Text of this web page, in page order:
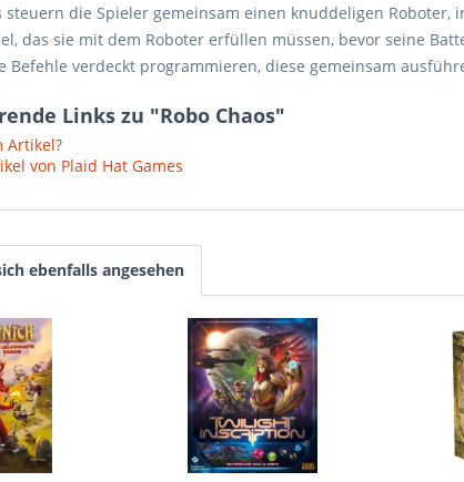
steuern die Spieler gemeinsam einen knuddeligen
das sie mit dem Roboter erfüllen müssen, bevor seine
Befehle verdeckt programmieren, diese gemeinsam
Links zu "Robo Chaos"
Artikel?
von Plaid Hat Games
ebenfalls angesehen